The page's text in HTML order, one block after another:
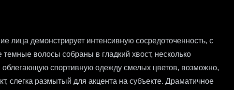
лица демонстрирует интенсивную сосредоточенность, с
волосы собраны в гладкий хвост, несколько
спортивную одежду смелых цветов, возможно,
слегка размытый для акцента на субъекте. Драматичное